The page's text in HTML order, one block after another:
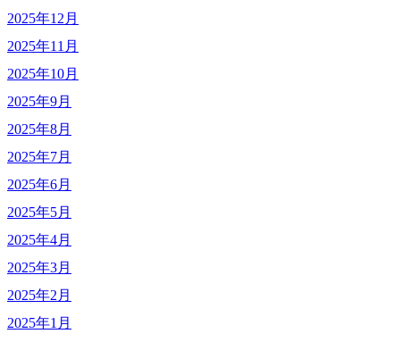
2025年12月
2025年11月
2025年10月
2025年9月
2025年8月
2025年7月
2025年6月
2025年5月
2025年4月
2025年3月
2025年2月
2025年1月